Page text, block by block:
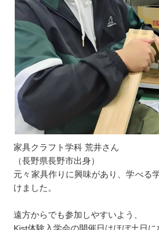
家具クラフト学科 荒井さん
（長野県長野市出身）
元々家具作りに興味があり、学べる
けました。
遠方からでも参加しやすいよう、